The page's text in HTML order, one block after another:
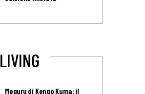
LIVING
Meguru di Kengo Kuma: il